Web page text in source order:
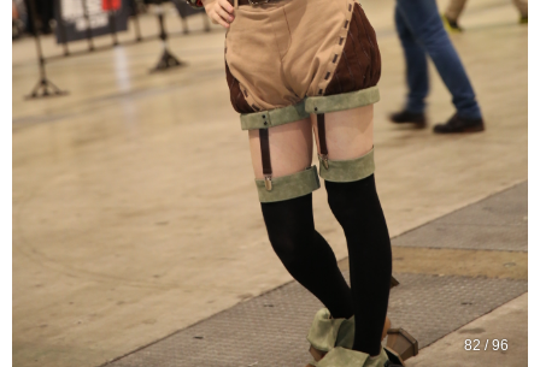
82 / 96